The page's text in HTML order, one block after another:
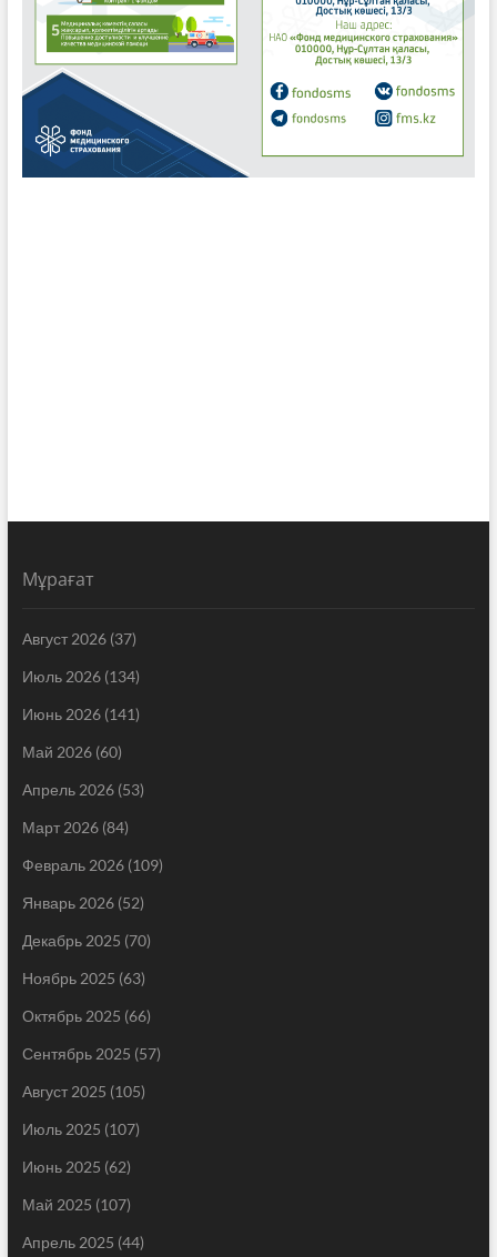
Мұрағат
Август 2026(37)
Июль 2026(134)
Июнь 2026(141)
Май 2026(60)
Апрель 2026(53)
Март 2026(84)
Февраль 2026(109)
Январь 2026(52)
Декабрь 2025 (70)
Ноябрь 2025 (63)
Октябрь 2025 (66)
Сентябрь 2025 (57)
Август 2025 (105)
Июль 2025 (107)
Июнь 2025 (62)
Май 2025 (107)
Апрель 2025 (44)